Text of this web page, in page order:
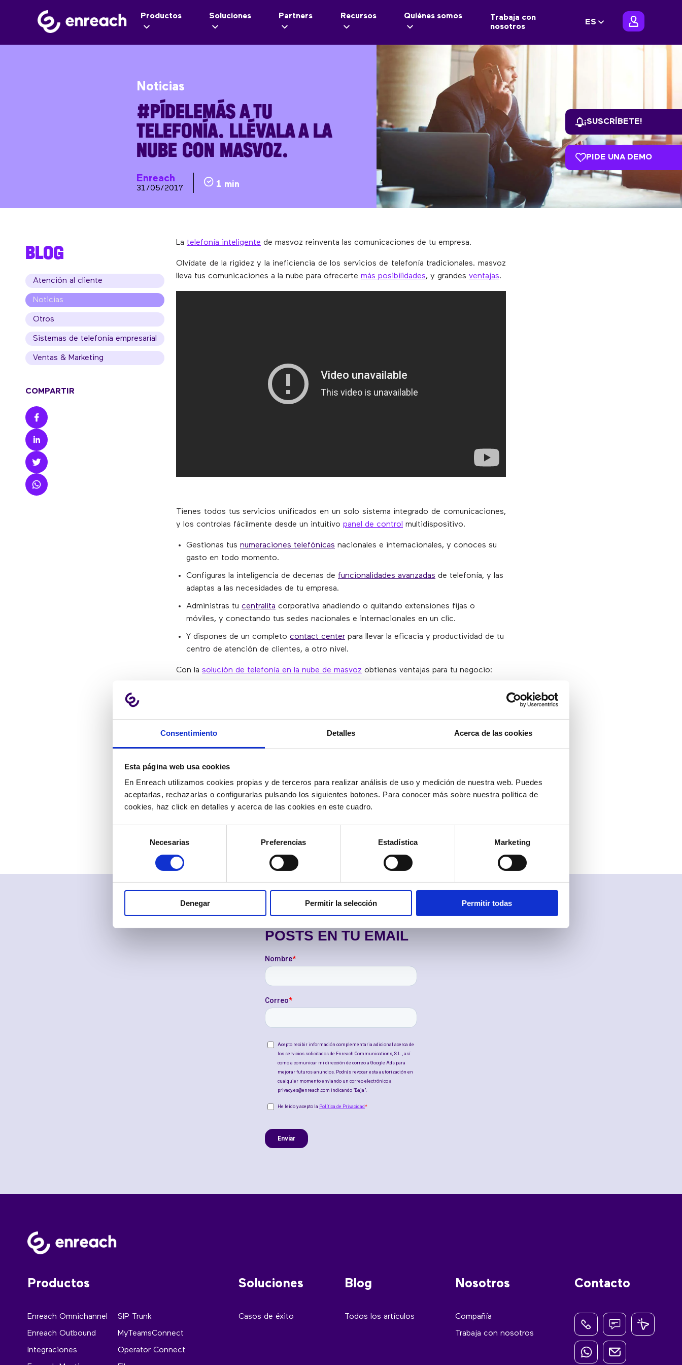
Consentimiento Detalles Acerca de las cookies
Esta página web usa cookies
En Enreach utilizamos cookies propias y de terceros para realizar análisis de uso y medición de nuestra web. Puedes
aceptarlas, rechazarlas o configurarlas pulsando los siguientes botones. Para conocer más sobre nuestra política de
cookies, haz click en detalles y acerca de las cookies en este cuadro.
consentimiento
Necesarias Preferencias Estadística Marketing
Denegar Permitir la selección Permitir todas
Productos Soluciones Partners Recursos Quiénes somos
Trabaja con
nosotros
ES
Noticias
#PÍDELEMÁS A TU
TELEFONÍA. LLÉVALA A LA
NUBE CON MASVOZ.
Enreach
31/05/2017 1 min
La telefonía inteligente de masvoz reinventa las comunicaciones de tu empresa.
Olvídate de la rigidez y la ineficiencia de los servicios de telefonía tradicionales. masvoz
lleva tus comunicaciones a la nube para ofrecerte más posibilidades, y grandes ventajas.
Tienes todos tus servicios unificados en un solo sistema integrado de comunicaciones,
y los controlas fácilmente desde un intuitivo panel de control multidispositivo.
Gestionas tus numeraciones telefónicas nacionales e internacionales, y conoces su
gasto en todo momento.
Configuras la inteligencia de decenas de funcionalidades avanzadas de telefonía, y las
adaptas a las necesidades de tu empresa.
Administras tu centralita corporativa añadiendo o quitando extensiones fijas o
móviles, y conectando tus sedes nacionales e internacionales en un clic.
Y dispones de un completo contact center para llevar la eficacia y productividad de tu
centro de atención de clientes, a otro nivel.
Con la solución de telefonía en la nube de masvoz obtienes ventajas para tu negocio:
solamente por lo que usas en cada momento.
de voz en tus aplicativos digitales, y sincronizando tu información telefónica con tus
sistemas corporativos, CRM o ERP.
BLOG
Atención al cliente
Noticias
Otros
Sistemas de telefonía empresarial
Ventas & Marketing
COMPARTIR
¡SUSCRÍBETE!
PIDE UNA DEMO
Productos
Enreach Omnichannel
Enreach Outbound
Integraciones
SIP Trunk
MyTeamsConnect
Operator Connect
Soluciones
Casos de éxito
Blog
Todos los artículos
Nosotros
Compañía
Trabaja con nosotros
Contacto